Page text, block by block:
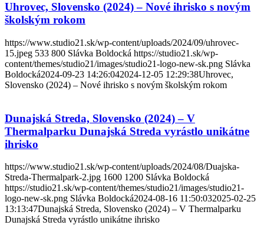
Uhrovec, Slovensko (2024) – Nové ihrisko s novým
školským rokom
https://www.studio21.sk/wp-content/uploads/2024/09/uhrovec-
15.jpeg 533 800 Slávka Boldocká https://studio21.sk/wp-
content/themes/studio21/images/studio21-logo-new-sk.png Slávka
Boldocká2024-09-23 14:26:042024-12-05 12:29:38Uhrovec,
Slovensko (2024) – Nové ihrisko s novým školským rokom
Dunajská Streda, Slovensko (2024) – V
Thermalparku Dunajská Streda vyrástlo unikátne
ihrisko
https://www.studio21.sk/wp-content/uploads/2024/08/Duajska-
Streda-Thermalpark-2.jpg 1600 1200 Slávka Boldocká
https://studio21.sk/wp-content/themes/studio21/images/studio21-
logo-new-sk.png Slávka Boldocká2024-08-16 11:50:032025-02-25
13:13:47Dunajská Streda, Slovensko (2024) – V Thermalparku
Dunajská Streda vyrástlo unikátne ihrisko